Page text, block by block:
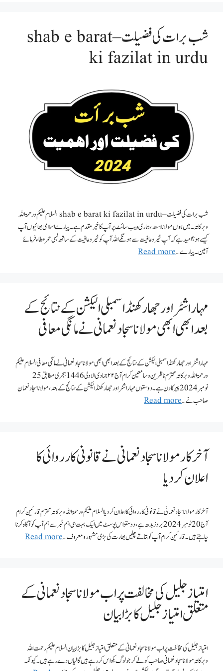
شب برات کی فضیلت – shab e barat
ki fazilat in urdu
شب برات کی فضیلت – shab e barat ki fazilat in urdu السلام علیکم ورحمۃ اللہ
وبرکاتہ۔ میں ہوں مولانا اسعد،ہماری ویب سائٹ پر آپ کا خیر مقدم ہے۔پیارے اسلامی بھائیوں آپ
کیسے ہو؟ امید ہے کہ آپ خیر وعافیت سے ہونگے اللہ آپ کو خیر وعافیت کے ساتھ لمبی عمر عطاء فرمائے
آمین۔ پیارے …Read more
مہاراشٹر اور جھارکھنڈ اسمبلی الیکشن کے نتائج کے
بعد ابھی ابھی مولانا سجاد نعمانی نے مانگی معافی
مہاراشٹر اور جھارکھنڈ اسمبلی الیکشن کے نتائج کے بعد ابھی ابھی مولانا سجاد نعمانی نے مانگی معافی السلام علیکم
ورحمۃ اللہ وبرکاتہ محترم ناظرین و سامعین کرام آج ۲۲ جمادی الاولی 1446 ہجری مطابق 25
نومبر 2024 پیر کا دن ہے۔ دوستوں مہاراشٹر اور جھارکھنڈ الیکشن کے نتائج کے بعد، مولانا سجاد نعمان
صاحب نے …Read more
آخر کار مولانا سجاد نعمانی نے قانونی کارروائی کا
اعلان کردیا
آخر کار مولانا سجاد نعمانی نے قانونی کارروائی کا اعلان کردیا السلام علیکم ورحمۃ اللہ وبرکاتہ محترم قارئین کرام
آج 20 نومبر 2024 بروز بدھ ہے، دوستو اس پوسٹ میں ایک بہت ہی اہم خبر سے ہم آپ کو آگاہ کرنا
چاہتے ہیں۔ قارئین کرام آپ کو بتاتے چلیں بھارت کی بڑی مشہور و معروف …Read more
امتیاز جلیل کی مخالفت پر اب مولانا سجاد نعمانی کے
متعلق امتیاز جلیل کا بڑا بیان
امتیاز جلیل کی مخالفت پر اب مولانا سجاد نعمانی کے متعلق امتیاز جلیل کا بڑا بیان السلام علیکم رحمت اللہ
وبرکاتہ مولانا سجاد نعمانی صاحب کو لے کر جو لوگ بکواس کر رہے ہیں گالیاں دے رہے ہیں۔ کیونکہ